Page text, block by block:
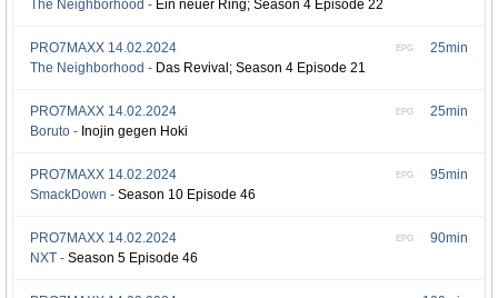
The Neighborhood - Ein neuer Ring; Season 4 Episode 22
25min
EPG
PRO7MAXX 14.02.2024
The Neighborhood - Das Revival; Season 4 Episode 21
25min
EPG
PRO7MAXX 14.02.2024
Boruto - Inojin gegen Hoki
95min
EPG
PRO7MAXX 14.02.2024
SmackDown - Season 10 Episode 46
90min
EPG
PRO7MAXX 14.02.2024
NXT - Season 5 Episode 46